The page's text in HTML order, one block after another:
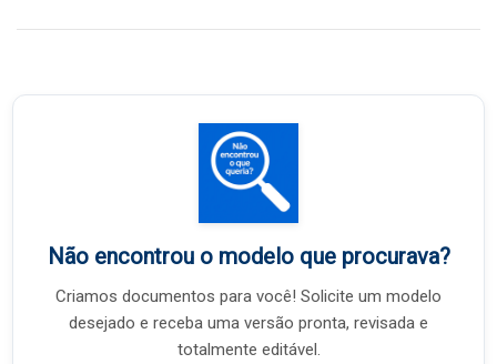
Não encontrou o modelo que procurava?
Criamos documentos para você! Solicite um modelo
desejado e receba uma versão pronta, revisada e
totalmente editável.